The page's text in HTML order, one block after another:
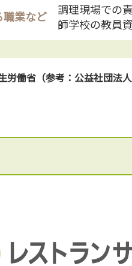
職業など
調理現場での
師学校の教員資
働省（参考：公益社団法人